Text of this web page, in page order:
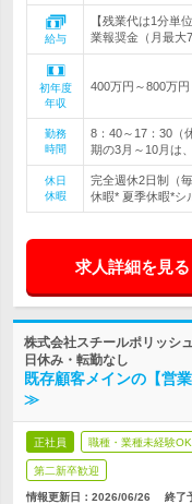
給与
【残業代は1分単
業報奨金（月最大
初年度
年収
400万円～800万円
勤務
時間
8：40～17：30（
期の3月～10月は
休日
休暇
完全週休2日制（
休暇* 夏季休暇*シ
求人詳細を見る
株式会社スチールポリッシ
日休み・転勤なし
既存顧客メインの【営
≫
正社員 職種・業種未経験OK
第二新卒歓迎
情報更新日：2026/06/26 終了